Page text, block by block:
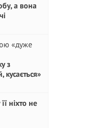
а вона
з
ніхто не